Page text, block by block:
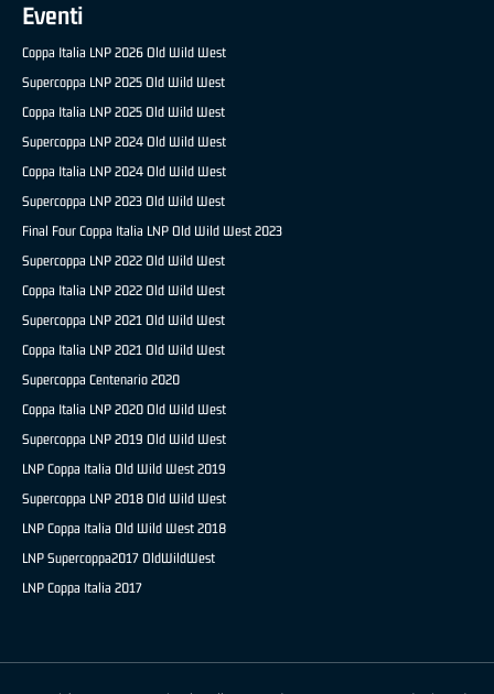
Eventi
Coppa Italia LNP 2026 Old Wild West
Supercoppa LNP 2025 Old Wild West
Coppa Italia LNP 2025 Old Wild West
Supercoppa LNP 2024 Old Wild West
Coppa Italia LNP 2024 Old Wild West
Supercoppa LNP 2023 Old Wild West
Final Four Coppa Italia LNP Old Wild West 2023
Supercoppa LNP 2022 Old Wild West
Coppa Italia LNP 2022 Old Wild West
Supercoppa LNP 2021 Old Wild West
Coppa Italia LNP 2021 Old Wild West
Supercoppa Centenario 2020
Coppa Italia LNP 2020 Old Wild West
Supercoppa LNP 2019 Old Wild West
LNP Coppa Italia Old Wild West 2019
Supercoppa LNP 2018 Old Wild West
LNP Coppa Italia Old Wild West 2018
LNP Supercoppa2017 OldWildWest
LNP Coppa Italia 2017